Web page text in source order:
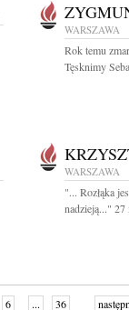
WARSZAWA
Rok temu
Tęsknimy
WARSZAWA
"... Rozłąka
nadzieją..." 27
6 ... 36